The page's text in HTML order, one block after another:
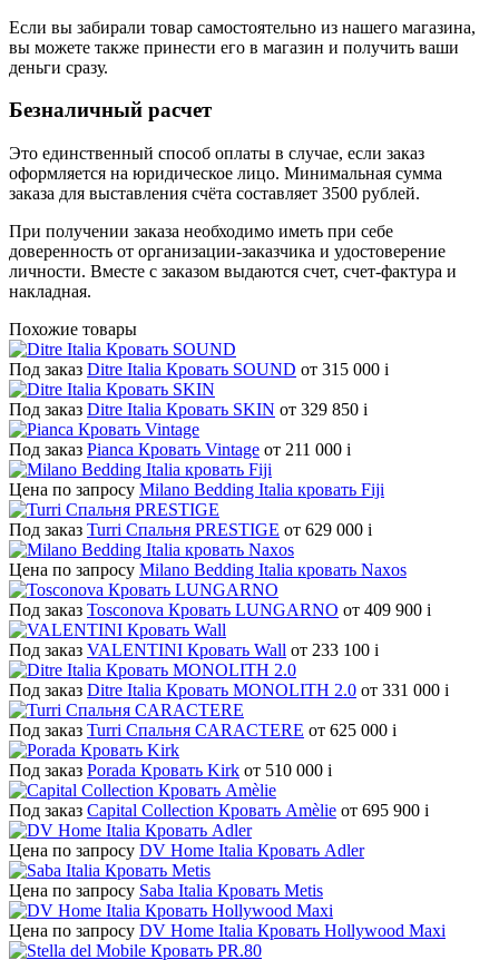
Если вы забирали товар самостоятельно из нашего магазина,
вы можете также принести его в магазин и получить ваши
деньги сразу.
Безналичный расчет
Это единственный способ оплаты в случае, если заказ
оформляется на юридическое лицо. Минимальная сумма
заказа для выставления счёта составляет 3500 рублей.
При получении заказа необходимо иметь при себе
доверенность от организации-заказчика и удостоверение
личности. Вместе с заказом выдаются счет, счет-фактура и
накладная.
Похожие товары
Под заказ Ditre Italia Кровать SOUND от 315 000 i
Под заказ Ditre Italia Кровать SKIN от 329 850 i
Под заказ Pianca Кровать Vintage от 211 000 i
Цена по запросу Milano Bedding Italia кровать Fiji
Под заказ Turri Спальня PRESTIGE от 629 000 i
Цена по запросу Milano Bedding Italia кровать Naxos
Под заказ Tosconova Кровать LUNGARNO от 409 900 i
Под заказ VALENTINI Кровать Wall от 233 100 i
Под заказ Ditre Italia Кровать MONOLITH 2.0 от 331 000 i
Под заказ Turri Спальня CARACTERE от 625 000 i
Под заказ Porada Кровать Kirk от 510 000 i
Под заказ Capital Collection Кровать Amèlie от 695 900 i
Цена по запросу DV Home Italia Кровать Adler
Цена по запросу Saba Italia Кровать Metis
Цена по запросу DV Home Italia Кровать Hollywood Maxi